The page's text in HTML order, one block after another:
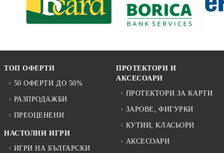
ТОП ОФЕРТИ
50 ОФЕРТИ ДО 50%
РАЗПРОДАЖБИ
ПРЕОЦЕНЕНИ
НАСТОЛНИ ИГРИ
ИГРИ НА БЪЛГАРСКИ
ПРОТЕКТОРИ И
АКСЕСОАРИ
ПРОТЕКТОРИ ЗА КАРТИ
ЗАРОВЕ, ФИГУРКИ
КУТИИ, КЛАСЬОРИ
АКСЕСОАРИ